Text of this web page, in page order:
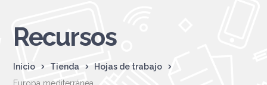
Recursos
Inicio Tienda
Hojas de trabajo
Europa mediterránea